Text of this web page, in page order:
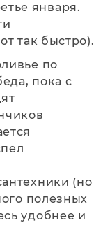
января.
так быстро).
по
пока с
(но
полезных
удобнее и